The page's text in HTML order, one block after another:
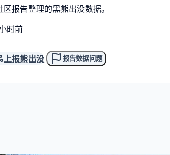
报告整理的黑熊出没数据。
时前
上报熊出没 报告数据问题